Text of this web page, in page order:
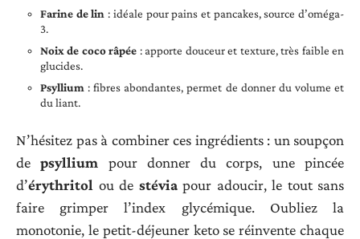
Farine de lin : idéale pour pains et pancakes, source d’oméga-
3.
Noix de coco râpée : apporte douceur et texture, très faible en
glucides.
Psyllium : fibres abondantes, permet de donner du volume et
du liant.
N’hésitez pas à combiner ces ingrédients : un soupçon
depsyllium pour donner du corps, une pincée
d’érythritol ou de stéviapour adoucir, le tout sans
faire grimper l’index glycémique. Oubliez la
monotonie, le petit-déjeuner keto se réinvente chaque